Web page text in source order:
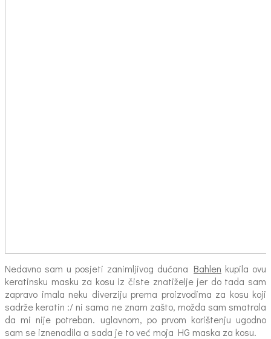
Nedavno sam u posjeti zanimljivog dućana Bahlen kupila ovu
keratinsku masku za kosu iz čiste znatiželje jer do tada sam
zapravo imala neku diverziju prema proizvodima za kosu koji
sadrže keratin :/ ni sama ne znam zašto, možda sam smatrala
da mi nije potreban. uglavnom, po prvom korištenju ugodno
sam se iznenadila a sada je to već moja HG maska za kosu.